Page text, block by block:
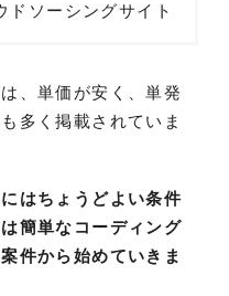
ドソーシングサイト
、単価が安く、単発
多く掲載されていま
はちょうどよい条件
簡単なコーディング
件から始めていきま